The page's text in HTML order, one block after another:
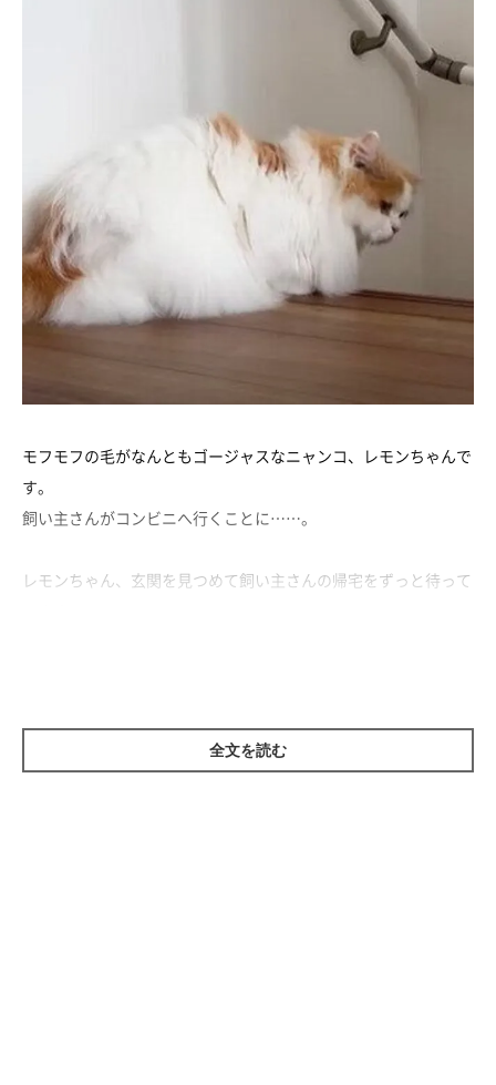
モフモフの毛がなんともゴージャスなニャンコ、レモンちゃんで
す。
飼い主さんがコンビニへ行くことに……。
レモンちゃん、玄関を見つめて飼い主さんの帰宅をずっと待って
さんも感動しちゃう動画です♡
全文を読む